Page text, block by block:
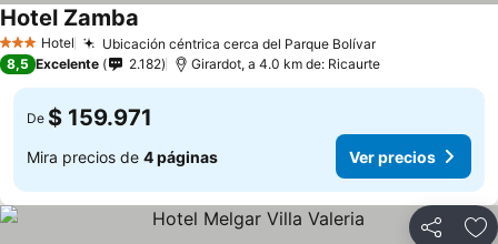
3 Estrellas
Hotel Ubicación céntrica cerca del Parque Bolívar
Hotel Zamba
8,5 Excelente 2.182 Girardot, a 4.0 km de: Ricaurte
De $ 159.971
Mira precios de 4 páginas Ver precios
Compartir